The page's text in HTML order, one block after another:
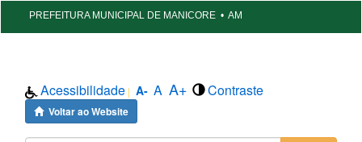
PREFEITURA MUNICIPAL DE MANICORE • AM
Acessibilidade | A- A A+ Contraste
Voltar ao Website